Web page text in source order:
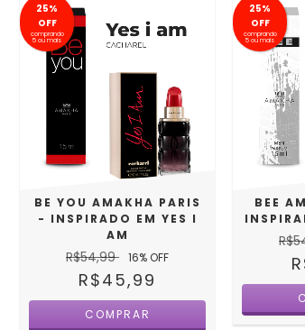
25%
OFF
comprando
5 ou mais
BE YOU AMAKHA PARIS
- INSPIRADO EM YES I
AM
R$54,99 16% OFF
R$45,99
25%
OFF
comprando
5 ou mais
BEE